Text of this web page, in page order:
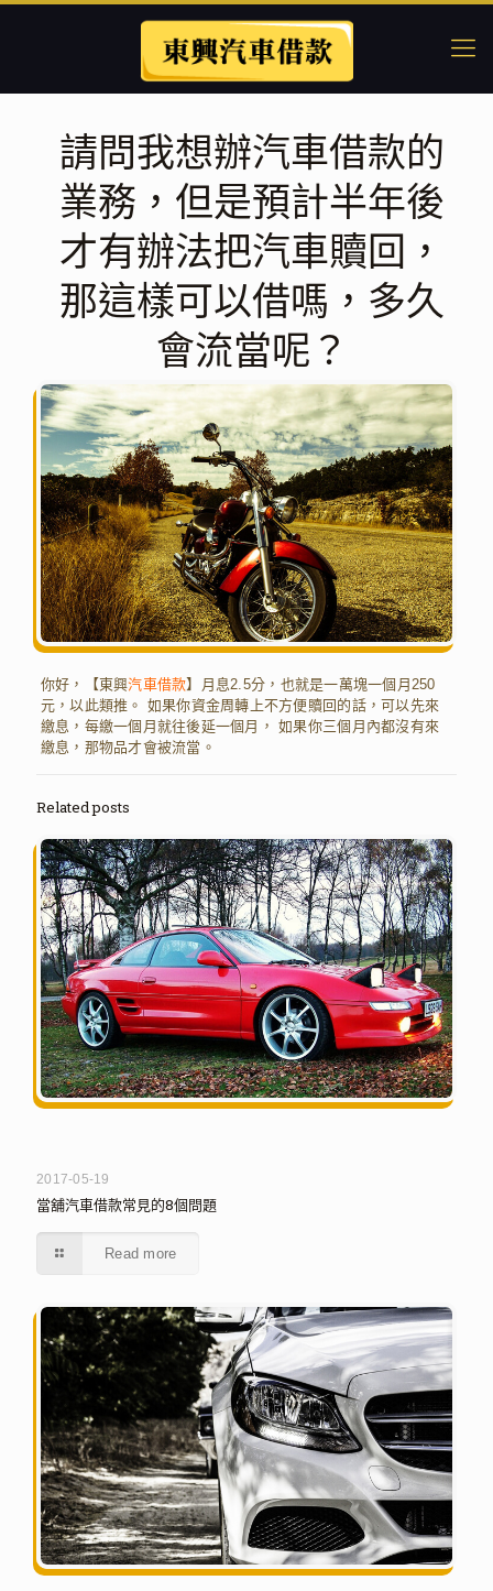
請問我想辦汽車借款的
業務，但是預計半年後
才有辦法把汽車贖回，
那這樣可以借嗎，多久
會流當呢？
你好，【東興汽車借款】月息2.5分，也就是一萬塊一個月250
元，以此類推。 如果你資金周轉上不方便贖回的話，可以先來
繳息，每繳一個月就往後延一個月， 如果你三個月內都沒有來
繳息，那物品才會被流當。
Related posts
2017-05-19
當舖汽車借款常見的8個問題
Read more